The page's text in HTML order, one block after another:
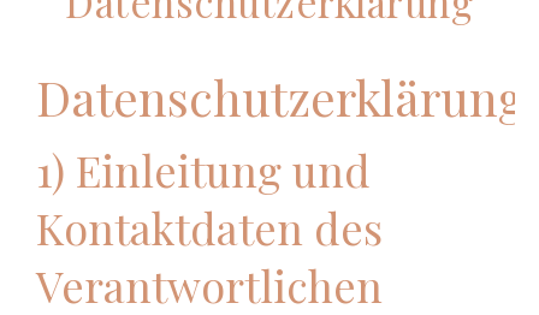
Datenschutzerklärung
1) Einleitung und
Kontaktdaten des
Verantwortlichen